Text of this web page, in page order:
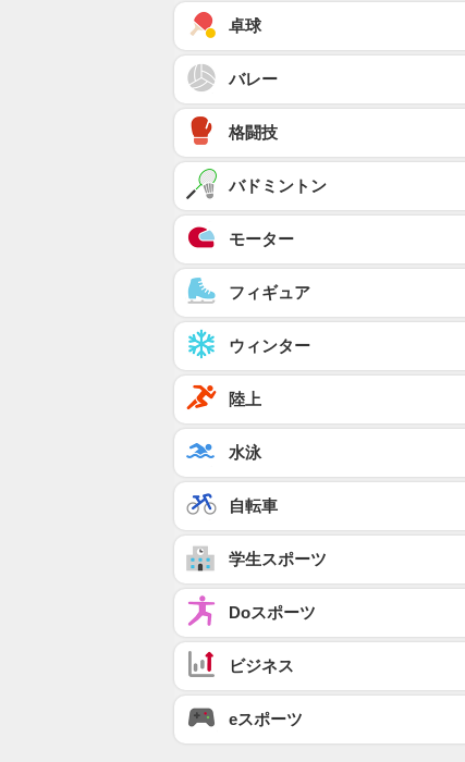
卓球
バレー
格闘技
バドミントン
モーター
フィギュア
ウィンター
陸上
水泳
自転車
学生スポーツ
Doスポーツ
ビジネス
eスポーツ